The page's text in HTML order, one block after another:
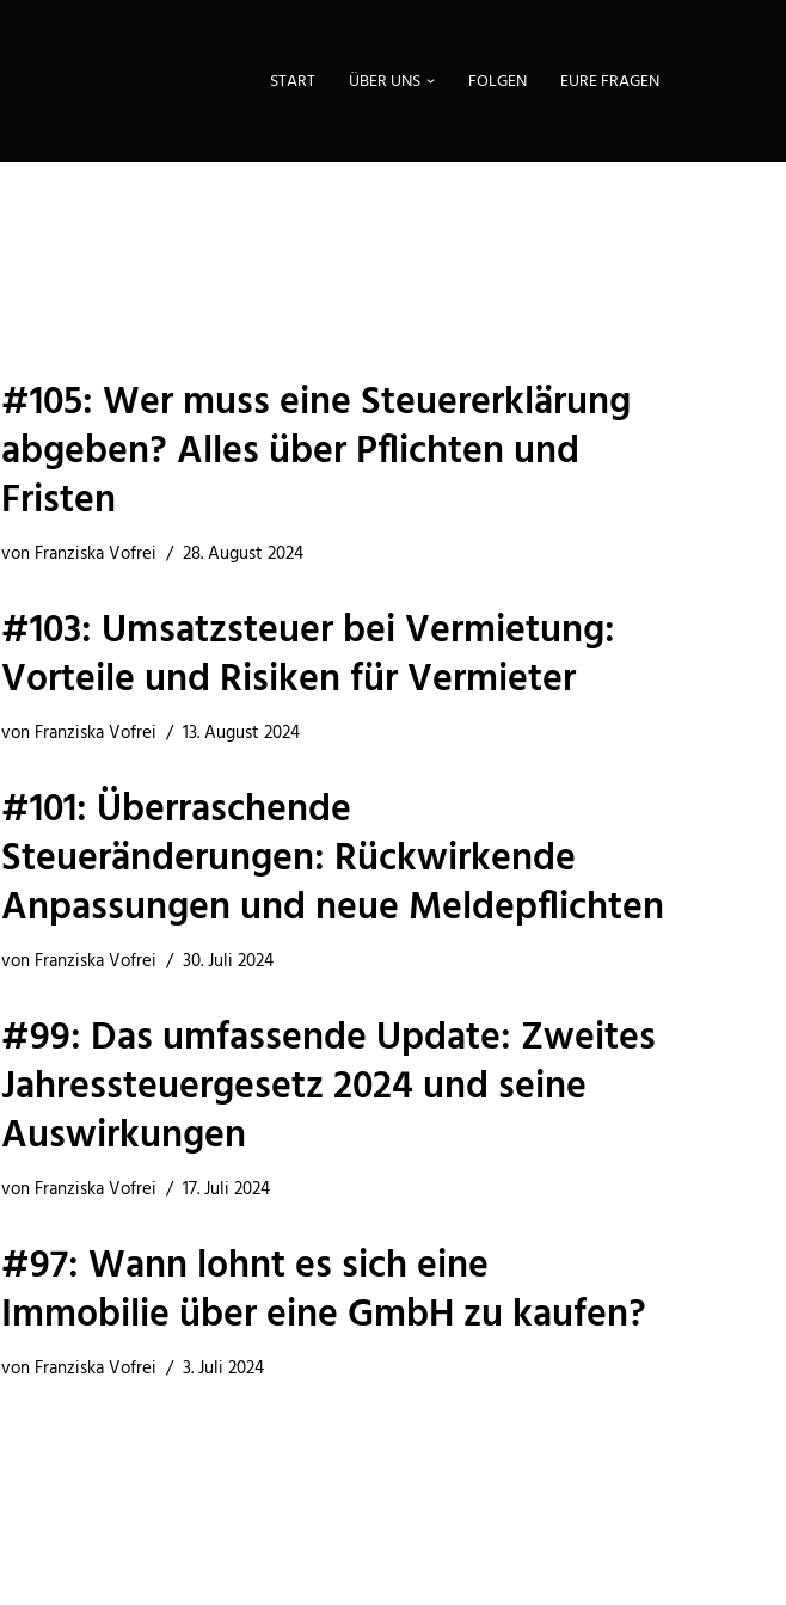
START ÜBER UNS FOLGEN EURE FRAGEN
#105: Wer muss eine Steuererklärung
abgeben? Alles über Pflichten und
Fristen
von Franziska Vofrei 28. August 2024
#103: Umsatzsteuer bei Vermietung:
Vorteile und Risiken für Vermieter
von Franziska Vofrei 13. August 2024
#101: Überraschende
Steueränderungen: Rückwirkende
Anpassungen und neue Meldepflichten
von Franziska Vofrei 30. Juli 2024
#99: Das umfassende Update: Zweites
Jahressteuergesetz 2024 und seine
Auswirkungen
von Franziska Vofrei 17. Juli 2024
#97: Wann lohnt es sich eine
Immobilie über eine GmbH zu kaufen?
von Franziska Vofrei 3. Juli 2024